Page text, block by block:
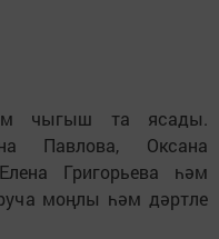
чыгыш та ясады.
Павлова, Оксана
Григорьева һәм
моңлы һәм дәртле